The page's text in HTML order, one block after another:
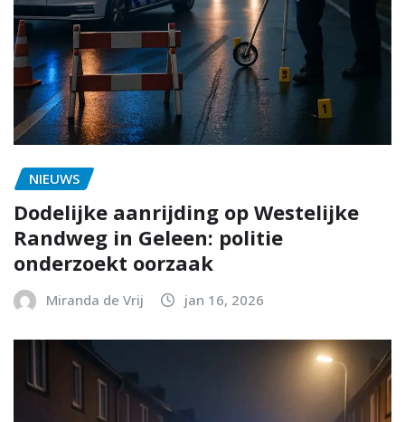
NIEUWS
Dodelijke aanrijding op Westelijke
Randweg in Geleen: politie
onderzoekt oorzaak
Miranda de Vrij jan 16, 2026